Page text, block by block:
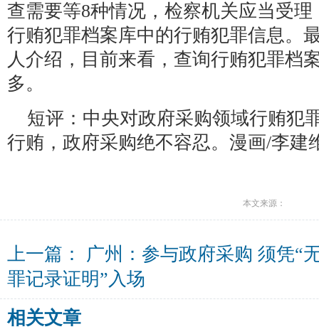
查需要等8种情况，检察机关应当受
行贿犯罪档案库中的行贿犯罪信息。
人介绍，目前来看，查询行贿犯罪档
多。
短评：中央对政府采购领域行贿犯
行贿，政府采购绝不容忍。漫画/李
本文来源：
上一篇： 广州：参与政府采购 须凭“
罪记录证明”入场
相关文章